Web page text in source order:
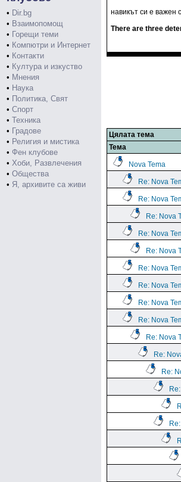
• Dir.bg
• Взаимопомощ
• Горещи теми
• Компютри и Интернет
• Контакти
• Култура и изкуство
• Мнения
• Наука
• Политика, Свят
• Спорт
• Техника
• Градове
• Религия и мистика
• Фен клубове
• Хоби, Развлечения
• Общества
• Я, архивите са живи
навикът си е важен
There are three
Цялата тема
Тема
Nova Tema
Re: Nova
Re: Nova
Re: Nova
Re: Nova
Re: Nova
Re: Nova
Re: Nova
Re: Nova
Re: Nova
Re: Nova
Re:
Re: